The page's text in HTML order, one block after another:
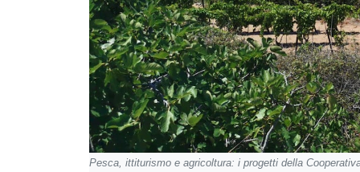
Pesca, ittiturismo e agricoltura: i progetti della